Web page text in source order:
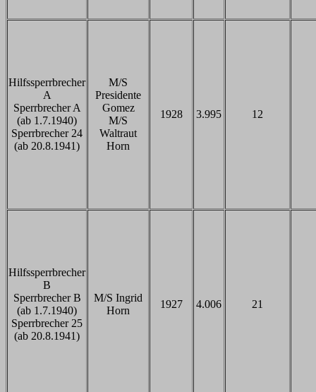
Hilfssperrbrecher
A
Sperrbrecher A
(ab 1.7.1940)
Sperrbrecher 24
(ab 20.8.1941)
M/S
Presidente
Gomez
M/S
Waltraut
Horn
1928 3.995 12
Hilfssperrbrecher
B
Sperrbrecher B
(ab 1.7.1940)
Sperrbrecher 25
(ab 20.8.1941)
M/S Ingrid
Horn
1927 4.006 21